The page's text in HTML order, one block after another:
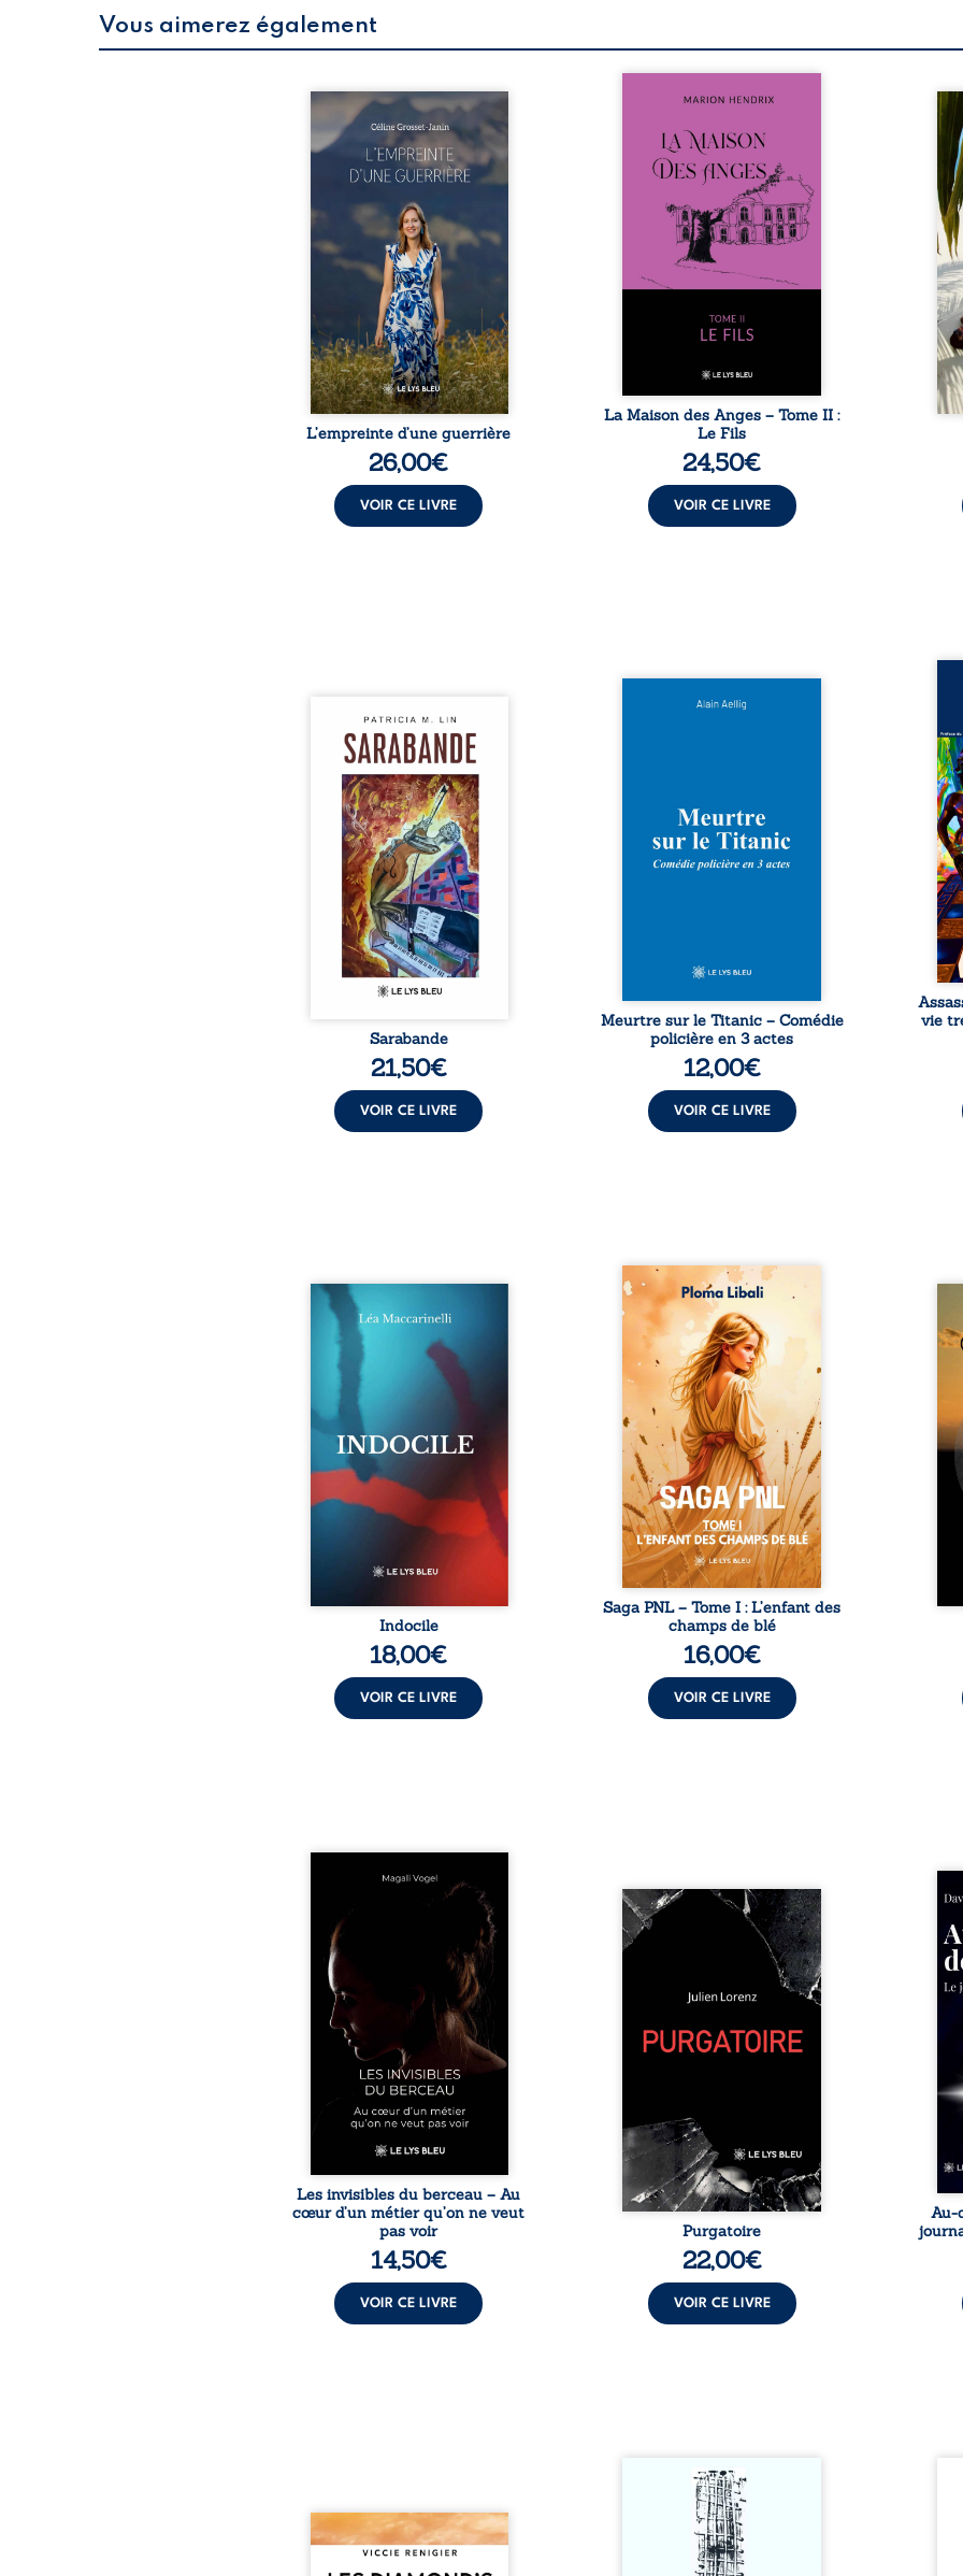
Vous aimerez également
Que reste-t-il de l’enfance
lorsque la maladie impose ses
propres règles ? L’empreinte
d’une guerrière livre, sans
détour, le récit d’un quotidien
bouleversé par la maladie
chronique, l’errance médicale
et de longues hospitalisations.
L’auteure y raconte ce que les
dossiers médicaux taisent : la
peur, l’isolement, l’épuisement
et le sentiment de ne pas ...
L’empreinte d’une guerrière
26,00€
VOIR CE LIVRE
Nous sommes en 1979, soit 15
patriarche Anatole-Eustache.
La famille devra affronter non
seulement un inconnu qui rôde
autour du domaine et dont
Firmin, le fidèle majordome,
redoute les visites, le passé
encombrant d’Anatole-
Eustache, la malédiction
familiale, mais aussi la toute-
puissance de Gauthier. Mais
comment dompter cet enfant
avant qu’il ...
La Maison des Anges – Tome II :
Le Fils
24,50€
VOIR CE LIVRE
Au
eux,
Aux chants crépitants de l’été,
Sous le silence ouaté de la
neige en hiver, Au cours de
nuits pâles, Dans la clarté
bienveillante de la lune, Rêves,
pensées, révoltes et espoirs…
Des mots s’assemblent, colorés,
rebelles aux règles de la
poésie, mais chantant en
rythme. Ils forment une
sarabande, passionnée souvent,
Sarabande
21,50€
VOIR CE LIVRE
Et si le naufrage n’avait pas
les profondeurs de l’Atlantique.
Sept décennies plus tard, la
découverte de l’épave fait
resurgir un secret que l’on
Meurtre sur le Titanic – Comédie
policière en 3 actes
12,00€
VOIR CE LIVRE
La
de
qui
vie
Quatre parties. Quatre refus.
Quatre visages d’une existence
en friction. Entre les silences
qu’on ne déchiffre pas, les
amours qu’on dérange, les
corps qu’on administre et les
liens qu’on sabote, cet ouvrage
parle à celles et ceux qui
vivent trop fort, trop vrai, trop
tôt. Indocile est une traversée.
Une langue nue. Une
insurrection calme. Une
déclaration d’existence pour ...
Indocile
18,00€
VOIR CE LIVRE
Autrefois, les champs
d’Atlantis vibraient sous le
vent et les enfants couraient
dans les blés. Puis la couronne
plia le genou, livrant son
peuple à l’ombre d’Ivorny. À
Atove, Luwel aurait pu
disparaître dans les ruines de
son destin ; pourtant, sous les
pierres d’un temple oublié, des
rebelles lui tendirent la main.
Parmi eux, Atos, général sans
trône mais habité par ...
Saga PNL – Tome I : L’enfant des
champs de blé
16,00€
VOIR CE LIVRE
les
les
Qui prend soin de celles et
ceux auxquels nous confions
nos enfants ? Derrière la
douceur apparente des
maisons d’accueil se joue une
réalité que nul ne soupçonne :
rémunérations dérisoires,
solitude, épuisement,
responsabilités écrasantes… À
travers des témoignages
saisissants et sa propre
expérience, Magali Vogel lève
le voile sur les coulisses d’une ...
Les invisibles du berceau – Au
cœur d’un métier qu’on ne veut
pas voir
14,50€
VOIR CE LIVRE
Vingt années d’écriture, de
blessures, d’émotions et de
pensées se rencontrent dans
ce recueil profondément
intime. Entre nouvelles
autobiographiques, poèmes
philosophiques, chaque texte
ouvre une porte sur
être choisie au hasard, comme
une rencontre inattendue sur
le chemin de la vie. ...
Purgatoire
22,00€
VOIR CE LIVRE
Né
la
ses
prix
les
Au-
Revenge est à la tête des
Diamond’s, un clan de motards
aussi réputé et respecté que
Sommes-nous vraiment libres
si chacun de nos actes s’inscrit
dans une chaîne de causes ? À
travers une confrontation
entre les pensées d’Emmanuel
Kant et de Donald Davidson,
Je